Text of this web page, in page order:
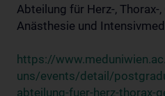
Abteilung für Herz-, Thorax-
Anästhesie und
https://
uns/events/detail/
abteilung-fuer-herz-thorax-